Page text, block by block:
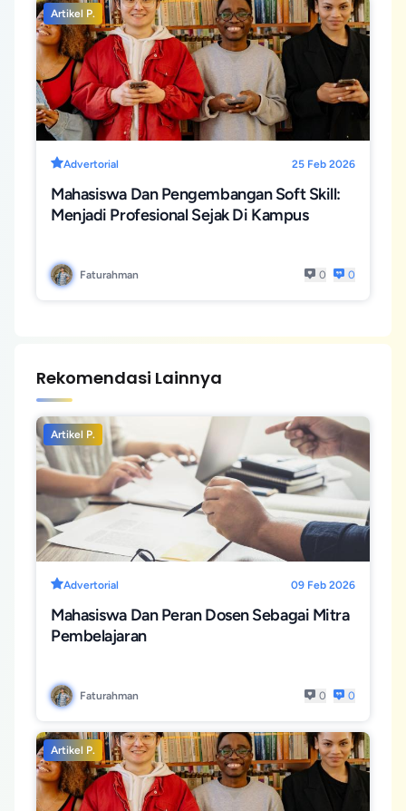
Artikel P.
Advertorial 25 Feb 2026
Mahasiswa Dan Pengembangan Soft Skill:
Menjadi Profesional Sejak Di Kampus
Faturahman 0 0
Rekomendasi Lainnya
Artikel P.
Advertorial 09 Feb 2026
Mahasiswa Dan Peran Dosen Sebagai Mitra
Pembelajaran
Faturahman 0 0
Artikel P.